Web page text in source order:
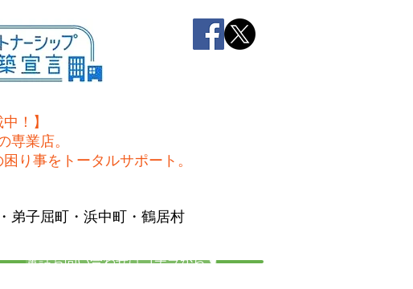
！】
専業店。
り事をトータルサポート。
弟子屈町・浜中町・鶴居村
電話お問い合わせはコチラから☚